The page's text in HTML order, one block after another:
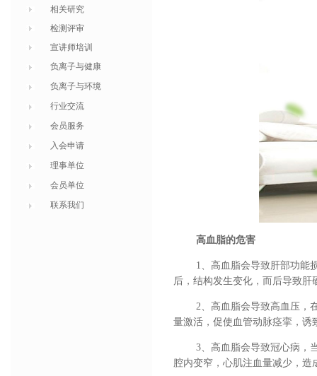
相关研究
检测评审
宣讲师培训
负离子与健康
负离子与环境
行业交流
会员服务
入会申请
理事单位
会员单位
联系我们
高血脂的危害
1、高血脂会导致肝部功能
后，结构发生变化，而后导致肝
2、高血脂会导致高血压，
量激活，促使血管动脉痉挛，诱
3、高血脂会导致冠心病，
腔内变窄，心肌注血量减少，